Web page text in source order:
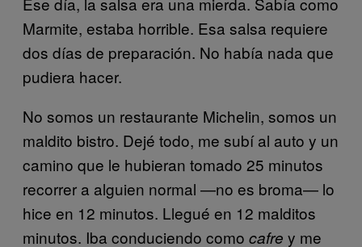
Marmite, estaba horrible. Esa salsa requiere
dos días de preparación. No había nada que
pudiera hacer.
No somos un restaurante Michelin, somos un
maldito bistro. Dejé todo, me subí al auto y un
camino que le hubieran tomado 25 minutos
recorrer a alguien normal —no es broma— lo
hice en 12 minutos. Llegué en 12 malditos
minutos. Iba conduciendo como cafre y me